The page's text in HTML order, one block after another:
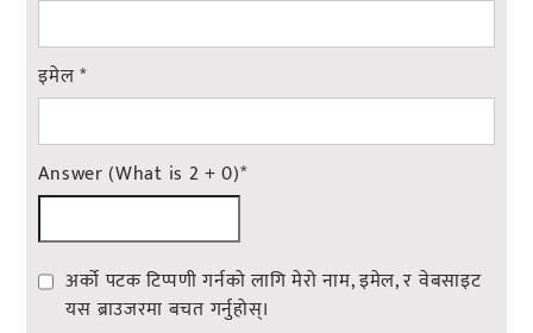
इमेल*
Answer (What is 2 + 0)*
अर्को पटक टिप्पणी गर्नको लागि मेरो नाम, इमेल, र वेबसाइट
यस ब्राउजरमा बचत गर्नुहोस्।